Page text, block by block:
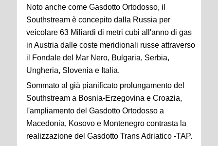
Noto anche come Gasdotto Ortodosso, il
Southstream è concepito dalla Russia per
veicolare 63 Miliardi di metri cubi all'anno di gas
in Austria dalle coste meridionali russe attraverso
il Fondale del Mar Nero, Bulgaria, Serbia,
Ungheria, Slovenia e Italia.
Sommato al già pianificato prolungamento del
Southstream a Bosnia-Erzegovina e Croazia,
l'ampliamento del Gasdotto Ortodosso a
Macedonia, Kosovo e Montenegro contrasta la
realizzazione del Gasdotto Trans Adriatico -TAP.